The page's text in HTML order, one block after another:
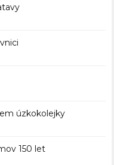
úzkokolejky
150 let